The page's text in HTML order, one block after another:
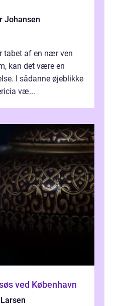
Johansen
tabet af en nær ven
kan det være en
I sådanne øjeblikke
væ...
ved København